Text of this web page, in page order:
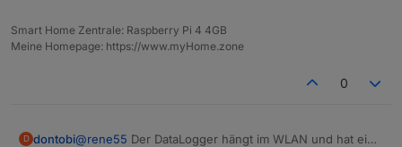
Smart Home Zentrale: Raspberry Pi 4 4GB
Meine Homepage: https://www.myHome.zone
0
D dontobi@rene55 Der DataLogger hängt im WLAN und hat eine